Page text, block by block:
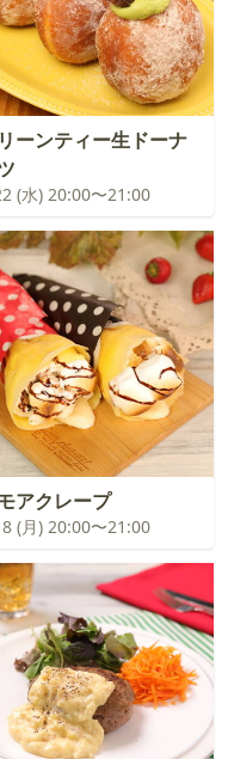
ーンティー生ドーナ
(水) 20:00〜21:00
アクレープ
(月) 20:00〜21:00